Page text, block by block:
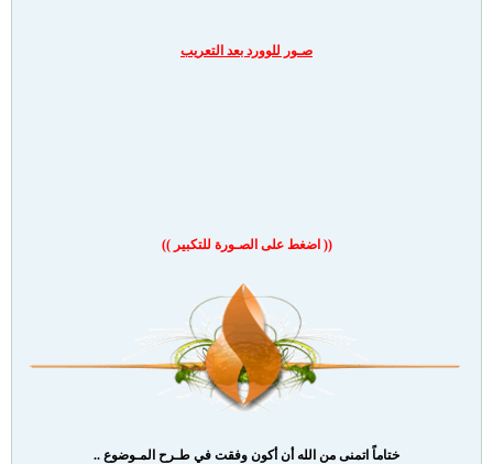
صـور للوورد بعد التعريب
(( اضغط على الصـورة للتكبير ))
ختاماً اتمنى من الله أن أكون وفقت في طـرح المـوضوع ..